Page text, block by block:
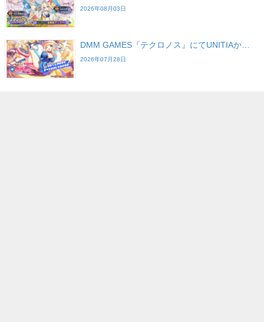
2026年08月03日
DMM GAMES『テクロノス』にてUNITIAか…
2026年07月28日